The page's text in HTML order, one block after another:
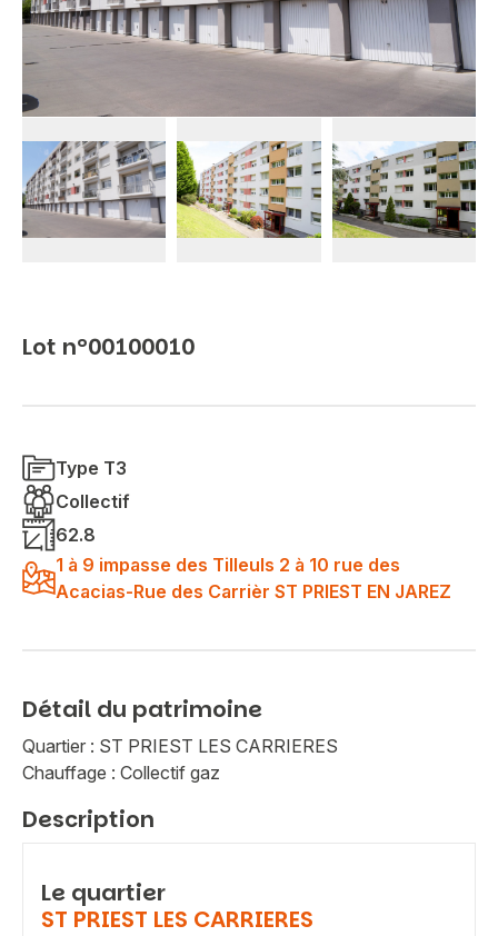
Lot n°00100010
Type T3
Collectif
62.8
1 à 9 impasse des Tilleuls 2 à 10 rue des
Acacias-Rue des Carrièr ST PRIEST EN JAREZ
Détail du patrimoine
Quartier : ST PRIEST LES CARRIERES
Chauffage : Collectif gaz
Description
Le quartier
ST PRIEST LES CARRIERES